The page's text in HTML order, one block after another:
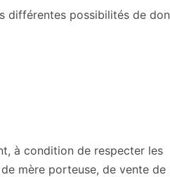
différentes possibilités de don
à condition de respecter les
mère porteuse, de vente de